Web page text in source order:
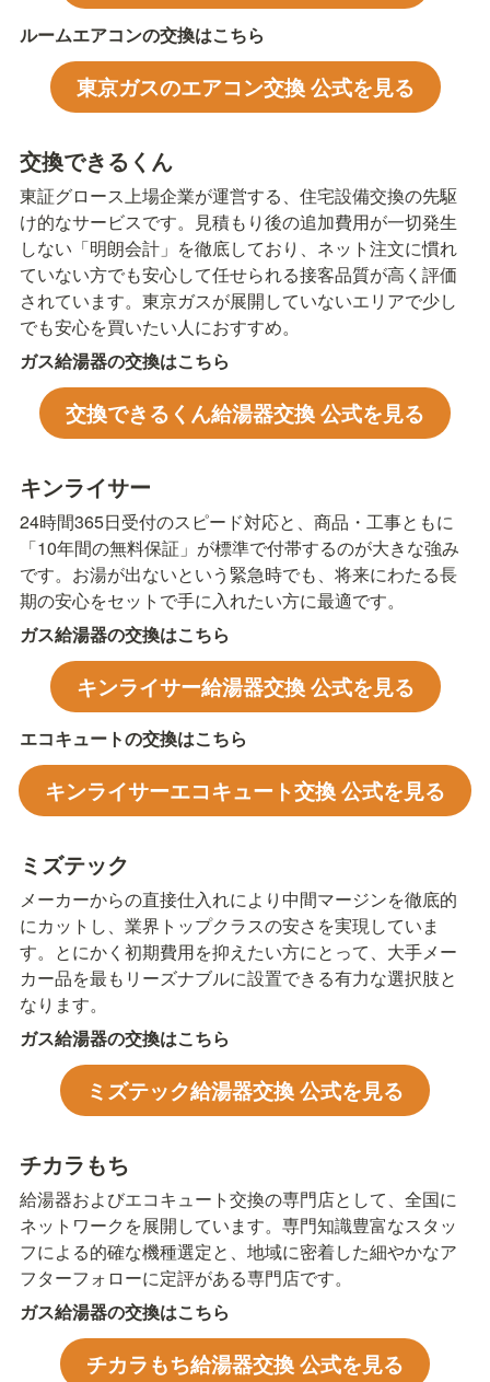
ルームエアコンの交換はこちら
東京ガスのエアコン交換 公式を見る
交換できるくん
東証グロース上場企業が運営する、住宅設備交換の先駆
け的なサービスです。見積もり後の追加費用が一切発生
しない「明朗会計」を徹底しており、ネット注文に慣れ
ていない方でも安心して任せられる接客品質が高く評価
されています。東京ガスが展開していないエリアで少し
でも安心を買いたい人におすすめ。
ガス給湯器の交換はこちら
交換できるくん給湯器交換 公式を見る
キンライサー
24時間365日受付のスピード対応と、商品・工事ともに
「10年間の無料保証」が標準で付帯するのが大きな強み
です。お湯が出ないという緊急時でも、将来にわたる長
期の安心をセットで手に入れたい方に最適です。
ガス給湯器の交換はこちら
キンライサー給湯器交換 公式を見る
エコキュートの交換はこちら
キンライサーエコキュート交換 公式を見る
ミズテック
メーカーからの直接仕入れにより中間マージンを徹底的
にカットし、業界トップクラスの安さを実現していま
す。とにかく初期費用を抑えたい方にとって、大手メー
カー品を最もリーズナブルに設置できる有力な選択肢と
なります。
ガス給湯器の交換はこちら
ミズテック給湯器交換 公式を見る
チカラもち
給湯器およびエコキュート交換の専門店として、全国に
ネットワークを展開しています。専門知識豊富なスタッ
フによる的確な機種選定と、地域に密着した細やかなア
フターフォローに定評がある専門店です。
ガス給湯器の交換はこちら
チカラもち給湯器交換 公式を見る